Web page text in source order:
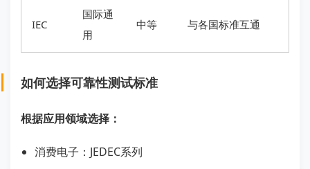
IEC
国际通
用
中等 与各国标准互通
如何选择可靠性测试标准
根据应用领域选择：
消费电子：JEDEC系列